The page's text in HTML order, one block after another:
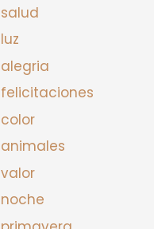
salud
luz
alegria
felicitaciones
color
animales
valor
noche